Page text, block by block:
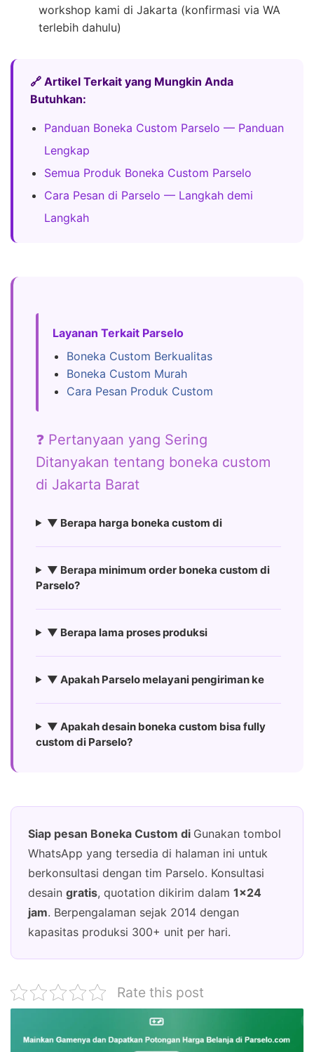
workshop kami di Jakarta (konfirmasi via WA
terlebih dahulu)
🔗 Artikel Terkait yang Mungkin Anda
Butuhkan:
Panduan Boneka Custom Parselo — Panduan
Lengkap
Semua Produk Boneka Custom Parselo
Cara Pesan di Parselo — Langkah demi
Langkah
Layanan Terkait Parselo
Boneka Custom Berkualitas
Boneka Custom Murah
Cara Pesan Produk Custom
❓ Pertanyaan yang Sering
Ditanyakan tentang boneka custom
di Jakarta Barat
▼ Berapa harga boneka custom di
▼ Berapa minimum order boneka custom di
Parselo?
▼ Berapa lama proses produksi
▼ Apakah Parselo melayani pengiriman ke
▼ Apakah desain boneka custom bisa fully
custom di Parselo?
Siap pesan Boneka Custom di Gunakan tombol
WhatsApp yang tersedia di halaman ini untuk
berkonsultasi dengan tim Parselo. Konsultasi
desain gratis, quotation dikirim dalam 1×24
jam. Berpengalaman sejak 2014 dengan
kapasitas produksi 300+ unit per hari.
Rate this post